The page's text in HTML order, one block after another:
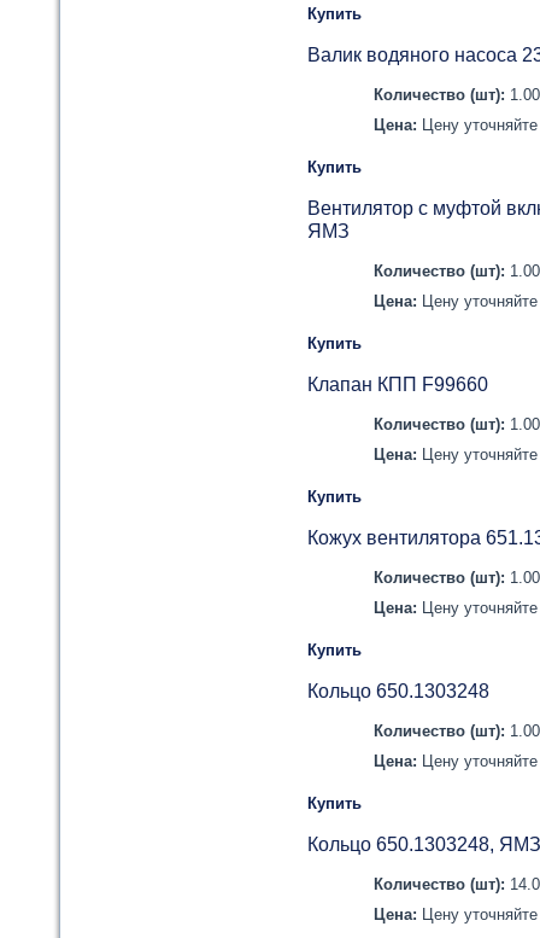
Купить
Валик водяного насоса
Количество (шт):
Цена: Цену
Купить
Вентилятор с муфтой
ЯМЗ
Количество (шт):
Цена: Цену
Купить
Клапан КПП F99660
Количество (шт):
Цена: Цену
Купить
Кожух вентилятора
Количество (шт):
Цена: Цену
Купить
Кольцо 650.1303248
Количество (шт):
Цена: Цену
Купить
Кольцо 650.1303248, ЯМЗ
Количество (шт):
Цена: Цену